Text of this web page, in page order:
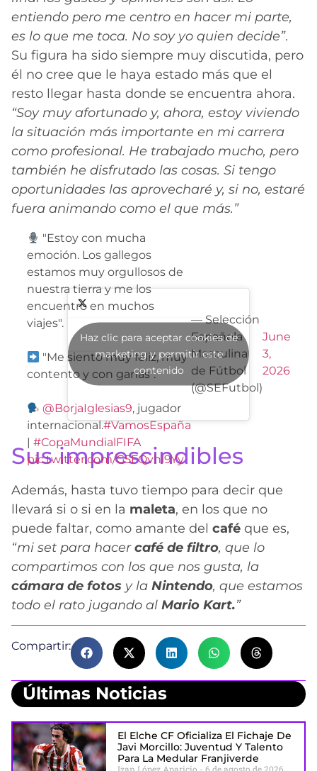
entiendo pero me centro en hacer mi parte,
es lo que me toca. No soy yo quien decide”.
Su figura ha sido siempre muy discutida, pero
él no cree que le haya estado más que el
resto llegar hasta donde se encuentra ahora.
“Soy muy afortunado y, ahora, estoy viviendo
la situación más importante en mi carrera
como profesional. He trabajado mucho, pero
también he disfrutado las cosas. Si tengo
oportunidades las aprovecharé y, si no, estaré
fuera animando como el que más.”
"Estoy con mucha
emoción. Los gallegos
estamos muy orgullosos de
nuestra tierra y me los
encuentro en muchos
viajes".
"Me siento muy feliz, muy
contento y con ganas".
@BorjaIglesias9, jugador
internacional.#VamosEspaña
#CopaMundialFIFA
pic.twitter.com/G5FQvhl9Yy
— Selección
Española
Masculina
de Fútbol
(@SEFutbol)
June
3,
2026
Haz clic para aceptar cookies de
marketing y permitir este
contenido
Sus imprescindibles
Además, hasta tuvo tiempo para decir que
llevará si o si en la maleta, en los que no
puede faltar, como amante del café que es,
“mi set para hacercafé de filtro, que lo
compartimos con los que nos gusta, la
cámara de fotos y la Nintendo, que estamos
todo el rato jugando al Mario Kart.”
Compartir:
Últimas Noticias
El Elche CF Oficializa El Fichaje De
Javi Morcillo: Juventud Y Talento
Para La Medular Franjiverde
Izan López Aparicio 6 de agosto de 2026